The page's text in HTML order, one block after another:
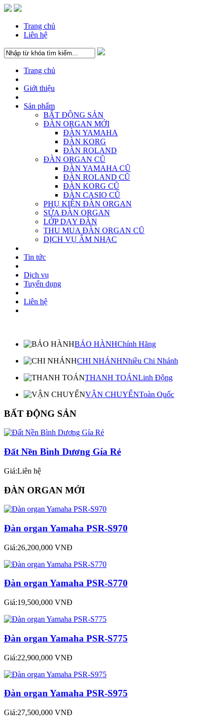
Trang chủ
Liên hệ
Trang chủ
Giới thiệu
Sản phẩm
BẤT ĐỘNG SẢN
ĐÀN ORGAN MỚI
ĐÀN YAMAHA
ĐÀN KORG
ĐÀN ROLAND
ĐÀN ORGAN CŨ
ĐÀN YAMAHA CŨ
ĐÀN ROLAND CŨ
ĐÀN KORG CŨ
ĐÀN CASIO CŨ
PHỤ KIỆN ĐÀN ORGAN
SỬA ĐÀN ORGAN
LỚP DẠY ĐÀN
THU MUA ĐÀN ORGAN CŨ
DỊCH VỤ ÂM NHẠC
Tin tức
Dịch vụ
Tuyển dụng
Liên hệ
BẢO HÀNHChính Hãng
CHI NHÁNHNhiều Chi Nhánh
THANH TOÁNLinh Động
VẬN CHUYỂNToàn Quốc
BẤT ĐỘNG SẢN
Đất Nền Bình Dương Gía Rẻ
Giá:Liên hệ
ĐÀN ORGAN MỚI
Đàn organ Yamaha PSR-S970
Giá:26,200,000 VNĐ
Đàn organ Yamaha PSR-S770
Giá:19,500,000 VNĐ
Đàn organ Yamaha PSR-S775
Giá:22,900,000 VNĐ
Đàn organ Yamaha PSR-S975
Giá:27,500,000 VNĐ